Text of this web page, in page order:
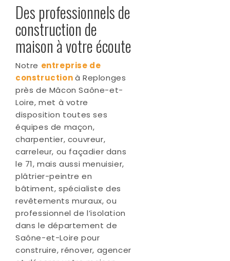
Des professionnels de
construction de
maison à votre écoute
Notre entreprise de
constructionà Replonges
près de Mâcon Saône-et-
Loire, met à votre
disposition toutes ses
équipes de maçon,
charpentier, couvreur,
carreleur, ou façadier dans
le 71, mais aussi menuisier,
plâtrier-peintre en
bâtiment, spécialiste des
revêtements muraux, ou
professionnel de l’isolation
dans le département de
Saône-et-Loire pour
construire, rénover, agencer